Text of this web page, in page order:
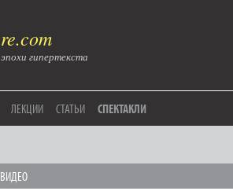
гипертекста
ЛЕКЦИИ СТАТЬИ СПЕКТАКЛИ
ВИДЕО